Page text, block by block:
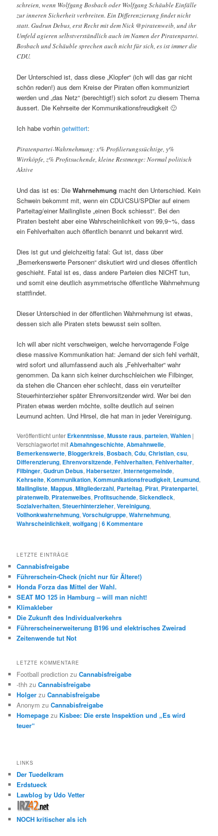
schreien, wenn Wolfgang Bosbach oder Wolfgang Schäuble Einfälle
zur inneren Sicherheit verbreiten. Ein Differenzierung findet nicht
statt. Gudrun Debus, erst Recht mit dem Nick @piratenweib, und ihr
Umfeld agieren selbstverständlich auch im Namen der Piratenpartei.
Bosbach und Schäuble sprechen auch nicht für sich, es ist immer die
CDU.
Der Unterschied ist, dass diese „Klopfer“ (ich will das gar nicht
schön reden!) aus dem Kreise der Piraten offen kommuniziert
werden und „das Netz“ (berechtigt!) sich sofort zu diesem Thema
äussert. Die Kehrseite der Kommunikationsfreudigkeit 🙂
Ich habe vorhingetwittert:
Piratenpartei-Wahrnehmung: x% Profilierungssüchtige, y%
Wirrköpfe, z% Profitsuchende, kleine Restmenge: Normal politisch
Aktive
Und das ist es: DieWahrnehmung macht den Unterschied. Kein
Schwein bekommt mit, wenn ein CDU/CSU/SPDler auf einem
Parteitag/einer Mailingliste „einen Bock schiesst“. Bei den
Piraten besteht aber eine Wahrscheinlichkeit von 99,9~%, dass
ein Fehlverhalten auch öffentlich benannt und bekannt wird.
Dies ist gut und gleichzeitig fatal: Gut ist, dass über
„Bemerkenswerte Personen“ diskutiert wird und dieses öffentlich
geschieht. Fatal ist es, dass andere Parteien dies NICHT tun,
und somit eine deutlich asymmetrische öffentliche Wahrnehmung
stattfindet.
Dieser Unterschied in der öffentlichen Wahrnehmung ist etwas,
dessen sich alle Piraten stets bewusst sein sollten.
Ich will aber nicht verschweigen, welche hervorragende Folge
diese massive Kommunikation hat: Jemand der sich fehl verhält,
wird sofort und allumfassend auch als „Fehlverhalter“ wahr
genommen. Da kann sich keiner durchschleichen wie Filbinger,
da stehen die Chancen eher schlecht, dass ein verurteilter
Steuerhinterzieher später Ehrenvorsitzender wird. Wer bei den
Piraten etwas werden möchte, sollte deutlich auf seinen
Leumund achten. Und Hirsel, die hat man in jeder Vereinigung.
Veröffentlicht unter Erkenntnisse,Musste raus,parteien,Wahlen |
Verschlagwortet mitAbmahngeschichte,Abmahnwelle,
Bemerkenswerte, Bloggerkreis, Bosbach,Cdu,Christian,csu,
Differenzierung, Ehrenvorsitzende,Fehlverhalten,Fehlverhalter,
Filbinger,Gudrun Debus,Habersetzer,Internetgemeinde,
Kehrseite,Kommunikation,Kommunikationsfreudigkeit, Leumund,
Mailingliste,Mappus,Mitgliederzahl, Parteitag, Pirat, Piratenpartei,
piratenweib, Piratenweibes, Profitsuchende,Sickendieck,
Sozialverhalten,Steuerhinterzieher,Vereinigung,
Vollhonkwahrnehmung,Vorschulgruppe,Wahrnehmung,
Wahrscheinlichkeit,wolfgang |6Kommentare
LETZTE EINTRÄGE
Cannabisfreigabe
Führerschein-Check (nicht nur für Ältere!)
Honda Forza das Mittel der Wahl.
SEAT MO 125 in Hamburg – will man nicht!
Klimakleber
Die Zukunft des Individualverkehrs
Führerscheinerweiterung B196 und elektrisches Zweirad
Zeitenwende tut Not
LETZTE KOMMENTARE
Football prediction zuCannabisfreigabe
-thh zuCannabisfreigabe
Holger zuCannabisfreigabe
Anonym zuCannabisfreigabe
Homepage zu Kisbee: Die erste Inspektion und „Es wird
teuer“
LINKS
Der Tuedelkram
Erdstueck
Lawblog by Udo Vetter
NOCH kritischer als ich